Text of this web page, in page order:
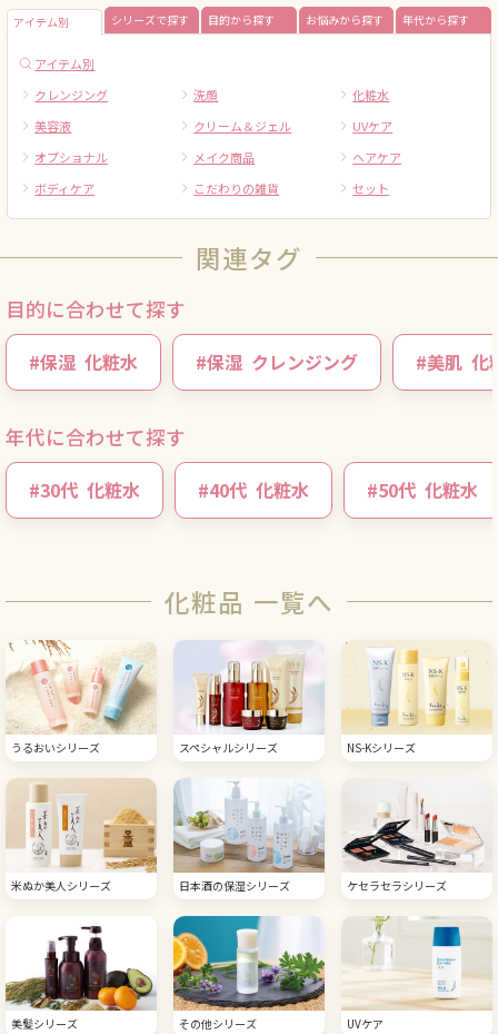
アイテム別 シリーズで探す 目的から探す お悩みから探す 年代から探す
アイテム別
クレンジング
洗顔
化粧水
美容液
クリーム＆ジェル
UVケア
オプショナル
メイク商品
ヘアケア
ボディケア
こだわりの雑貨 セット
関連タグ
目的に合わせて探す
#保湿 化粧水 #保湿 クレンジング #美肌 化
年代に合わせて探す
#30代 化粧水 #40代 化粧水 #50代 化粧水
化粧品 一覧へ
うるおいシリーズ スペシャルシリーズ NS-Kシリーズ
米ぬか美人シリーズ 日本酒の保湿シリーズ ケセラセラシリーズ
美髪シリーズ その他シリーズ UVケア